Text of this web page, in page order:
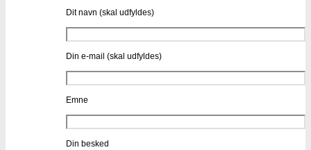
Dit navn (skal udfyldes)
Din e-mail (skal udfyldes)
Emne
Din besked